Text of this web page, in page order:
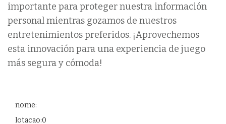
importante para proteger nuestra información
personal mientras gozamos de nuestros
entretenimientos preferidos. ¡Aprovechemos
esta innovación para una experiencia de juego
más segura y cómoda!
nome:
lotacao:0